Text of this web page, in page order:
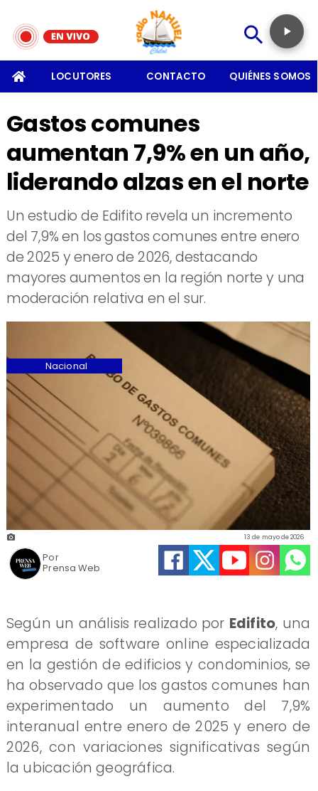
LOCUTORES CONTACTO QUIÉNES SOMOS
Gastos comunes
aumentan 7,9% en un año,
liderando alzas en el norte
Un estudio de Edifito revela un incremento
del 7,9% en los gastos comunes entre enero
de 2025 y enero de 2026, destacando
mayores aumentos en la región norte y una
moderación relativa en el sur.
Prensa Web
13 de mayo de 2026
Nacional
Por
Según un análisis realizado por Edifito, una
empresa de software online especializada
en la gestión de edificios y condominios, se
ha observado que los gastos comunes han
experimentado un aumento del 7,9%
interanual entre enero de 2025 y enero de
2026, con variaciones significativas según
la ubicación geográfica.